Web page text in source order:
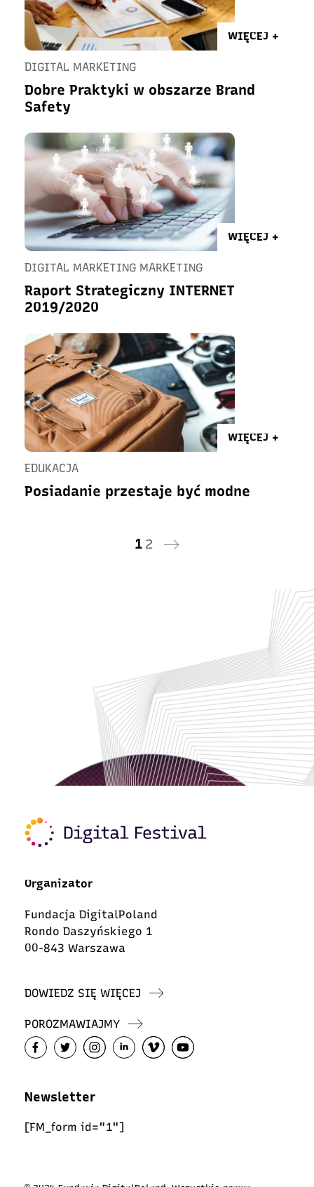
WIĘCEJ +
DIGITAL MARKETING
Dobre Praktyki w obszarze Brand
Safety
WIĘCEJ +
DIGITAL MARKETING MARKETING
Raport Strategiczny INTERNET
2019/2020
WIĘCEJ +
EDUKACJA
Posiadanie przestaje być modne
1 2
Organizator
Fundacja DigitalPoland
Rondo Daszyńskiego 1
00-843 Warszawa
DOWIEDZ SIĘ WIĘCEJ
POROZMAWIAJMY
Newsletter
[FM_form id="1"]